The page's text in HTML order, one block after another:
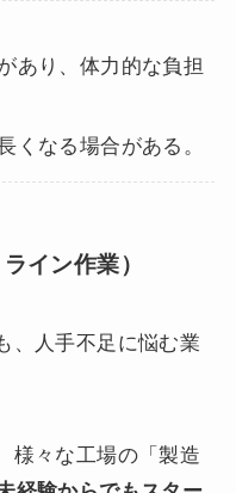
あり、体力的な負担
くなる場合がある。
イン作業）
、人手不足に悩む業
様々な工場の「製造